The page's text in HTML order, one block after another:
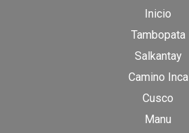
Inicio
Tambopata
Salkantay
Camino Inca
Cusco
Manu